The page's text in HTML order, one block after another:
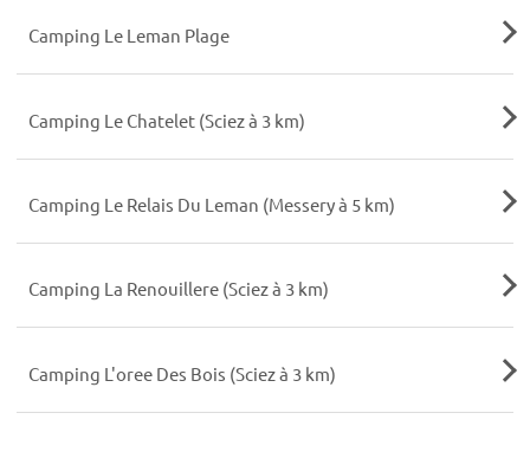
Camping Le Leman Plage
Camping Le Chatelet (Sciez à 3 km)
Camping Le Relais Du Leman (Messery à 5 km)
Camping La Renouillere (Sciez à 3 km)
Camping L'oree Des Bois (Sciez à 3 km)